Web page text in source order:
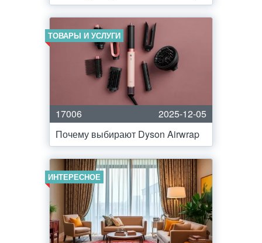
ТОВАРЫ И УСЛУГИ
17006
2025-12-05
Почему выбирают Dyson Airwrap
ИНТЕРЕСНОЕ